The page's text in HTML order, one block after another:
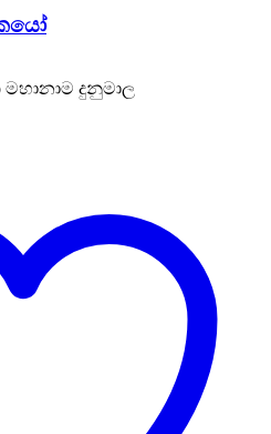
මහානාම දුනුමාල